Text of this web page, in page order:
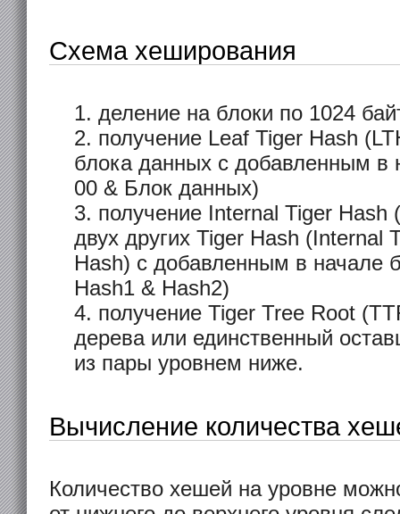
Схема хеширования
деление на блоки по 1024
получение Leaf Tiger Hash
блока данных с добавленным в
00 & Блок данных)
получение Internal Tiger
двух других Tiger Hash (Internal
Hash) с добавленным в начале
Hash1 & Hash2)
получение Tiger Tree Root
дерева или единственный
из пары уровнем ниже.
Вычисление количества
Количество хешей на уровне